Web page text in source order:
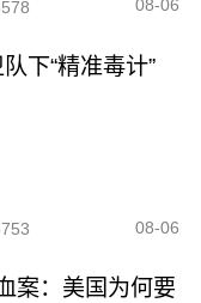
08-06
下“精准毒计”
08-06
案：美国为何要